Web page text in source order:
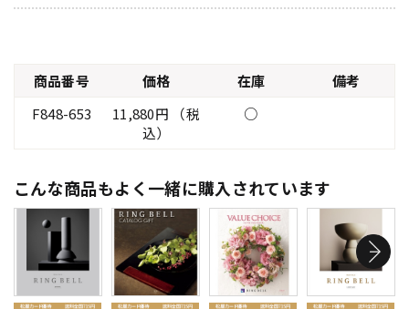
商品番号 価格 在庫
備考
F848-653
11,880円 （税
込）
○
こんな商品もよく一緒に購入されています